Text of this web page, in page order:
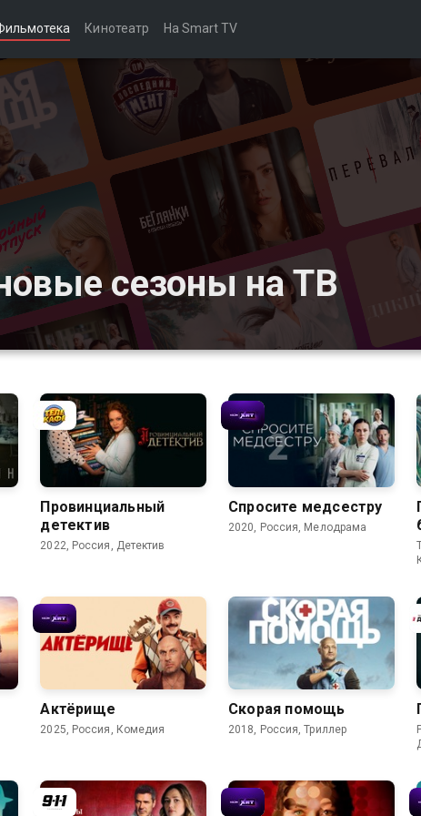
Кинотеатр На Smart TV
сезоны на ТВ
7.4
Провинциальный
детектив
2022, Россия, Детектив
8.0 7.6
Спросите медсестру
2020, Россия, Мелодрама
5.4
Актёрище
2025, Россия, Комедия
7.6 5.3
Скорая помощь
2018, Россия, Триллер